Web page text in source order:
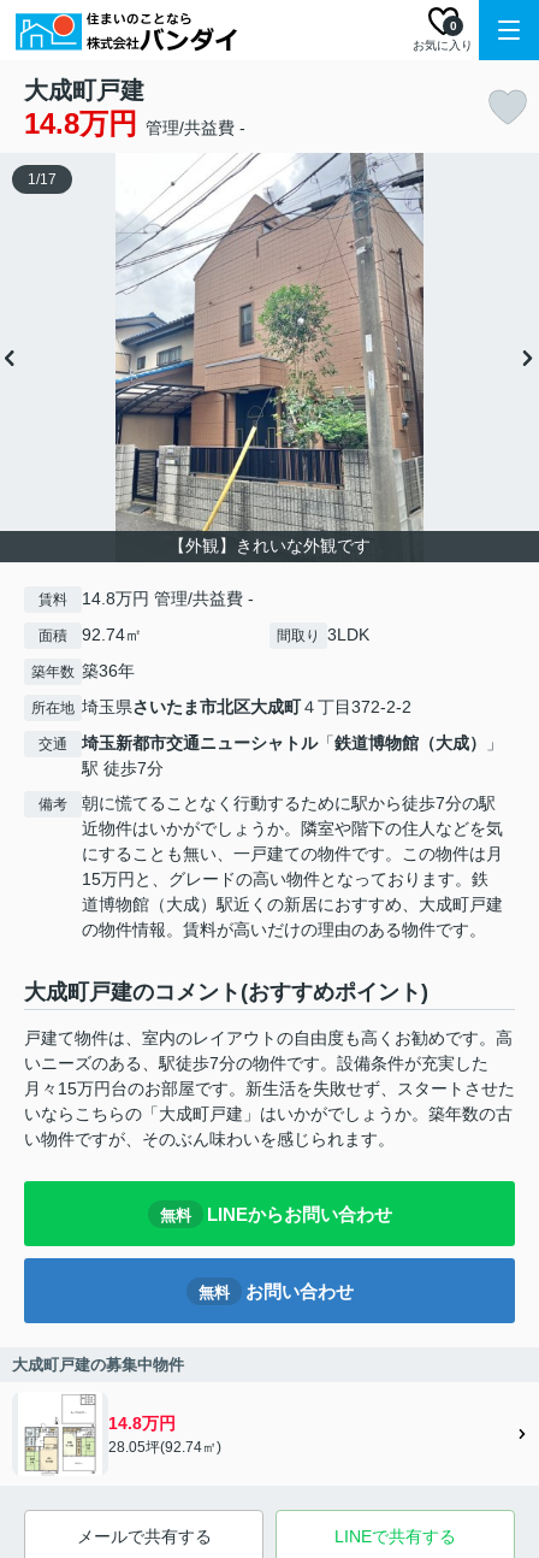
お気に入り
0
大成町戸建
14.8万円 管理/共益費 -
【外観】きれいな外観です
1/17
賃料 14.8万円 管理/共益費 -
面積 92.74㎡ 間取り 3LDK
築年数 築36年
所在地 埼玉県さいたま市北区大成町４丁目372-2-2
交通 埼玉新都市交通ニューシャトル「鉄道博物館（大成）
」
駅 徒歩7分
備考
朝に慌てることなく行動するために駅から徒歩7分の駅
近物件はいかがでしょうか。隣室や階下の住人などを気
にすることも無い、一戸建ての物件です。この物件は月
15万円と、グレードの高い物件となっております。鉄
道博物館（大成）駅近くの新居におすすめ、大成町戸建
の物件情報。賃料が高いだけの理由のある物件です。
大成町戸建のコメント(おすすめポイント)
戸建て物件は、室内のレイアウトの自由度も高くお勧めです。高
いニーズのある、駅徒歩7分の物件です。設備条件が充実した
月々15万円台のお部屋です。新生活を失敗せず、スタートさせた
いならこちらの「大成町戸建」はいかがでしょうか。築年数の古
い物件ですが、そのぶん味わいを感じられます。
無料 LINEからお問い合わせ
無料 お問い合わせ
大成町戸建の募集中物件
14.8万円
28.05坪(92.74㎡)
メールで共有する LINEで共有する